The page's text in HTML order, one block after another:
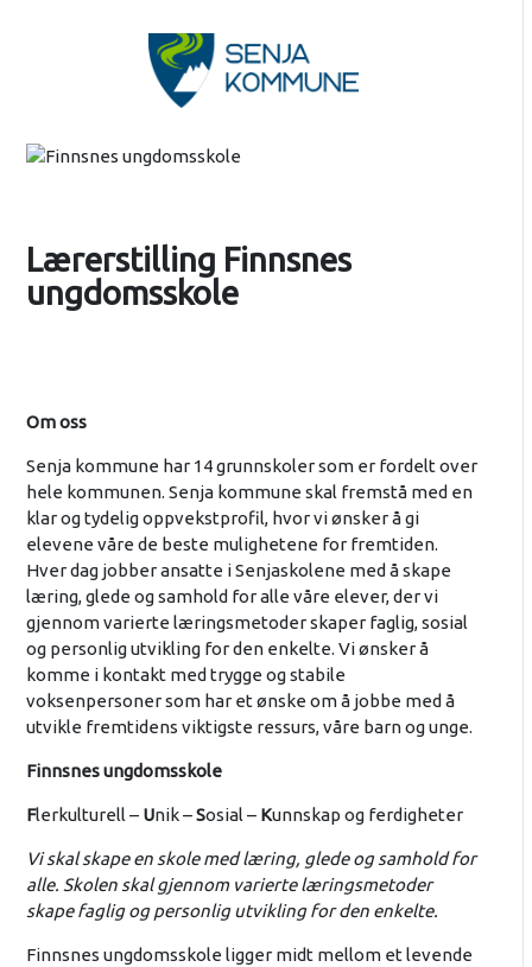
Lærerstilling Finnsnes
ungdomsskole
Om oss
Senja kommune har 14 grunnskoler som er fordelt over
hele kommunen. Senja kommune skal fremstå med en
klar og tydelig oppvekstprofil, hvor vi ønsker å gi
elevene våre de beste mulighetene for fremtiden.
Hver dag jobber ansatte i Senjaskolene med å skape
læring, glede og samhold for alle våre elever, der vi
gjennom varierte læringsmetoder skaper faglig, sosial
og personlig utvikling for den enkelte. Vi ønsker å
komme i kontakt med trygge og stabile
voksenpersoner som har et ønske om å jobbe med å
utvikle fremtidens viktigste ressurs, våre barn og unge.
Finnsnes ungdomsskole
Flerkulturell – Unik –Sosial – Kunnskap og ferdigheter
Vi skal skape en skole med læring, glede og samhold for
alle. Skolen skal gjennom varierte læringsmetoder
skape faglig og personlig utvikling for den enkelte.
Finnsnes ungdomsskole ligger midt mellom et levende